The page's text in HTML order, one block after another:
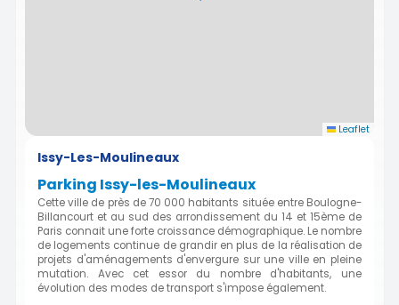
Leaflet
Issy-Les-Moulineaux
Parking Issy-les-Moulineaux
Cette ville de près de 70 000 habitants située entre Boulogne-
Billancourt et au sud des arrondissement du 14 et 15ème de
Paris connait une forte croissance démographique. Le nombre
de logements continue de grandir en plus de la réalisation de
projets d'aménagements d'envergure sur une ville en pleine
mutation. Avec cet essor du nombre d'habitants, une
évolution des modes de transport s'impose également.